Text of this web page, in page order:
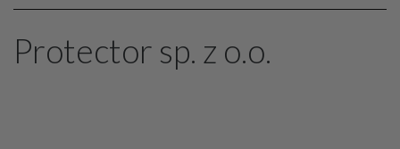
Protector sp. z o.o.